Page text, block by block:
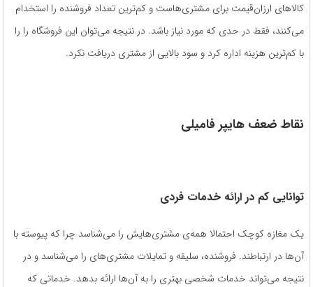
کالاهای ارزان‌قیمت برای مشتری‌هاست و کم‌ترین تعداد فروشنده‌ را استخدام
می‌کنند، فقط در حدی که مورد نیاز باشد. در نتیجه می‌توان این فروشگاه را را
با کم‌ترین هزینه اداره کرد و سود بالایی از مشتری دریافت نکرد.
نقاط ضعف هایپر فامیلی
توانایی کم در ارائه‌ خدمات فردی
یک مغازه کوچک احتمالا همه‌ی مشتری‌هایش را می‌شناسد چرا که پیوسته با
آن‌ها در ارتباطند. فروشنده، سلیقه و تمایلات مشتری‌های را می‌شناسد و در
نتیجه می‌تواند خدمات شخصی بهتری را به آن‌ها ارائه بدهد. خدماتی که